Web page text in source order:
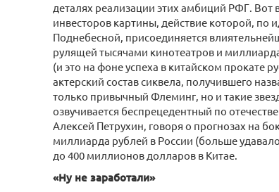
деталях реализации этих амбиций РФГ. Вот
инвесторов картины, действие которой, по
Поднебесной, присоединяется
рулящей тысячами кинотеатров и
(и это на фоне успеха в китайском прокате
актерский состав сиквела, получившего
только привычный Флеминг, но и такие
озвучивается беспрецедентный по
Алексей Петрухин, говоря о прогнозах на
миллиарда рублей в России (больше
до 400 миллионов долларов в Китае.
«Ну не заработали»